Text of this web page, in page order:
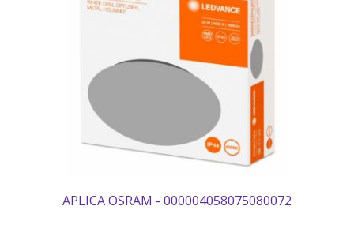
APLICA OSRAM - 000004058075080072